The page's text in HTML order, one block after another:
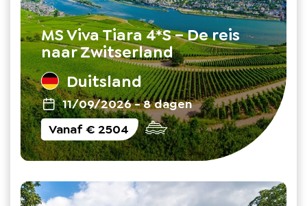
MS Viva Tiara 4*S – De reis
naar Zwitserland
Duitsland
11/09/2026-8 dagen
Vanaf€ 2504